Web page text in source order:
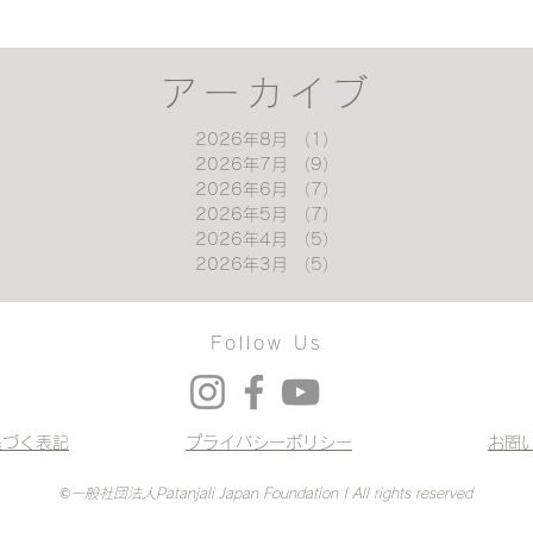
アーカイブ
2026年8月 （1）
2026年7月
（9）
2026年6月
（7）
2026年5月
（7）
2026年4月
（5）
2026年3月
（5）
Follow Us
く表記 プライバシーポリシー お問
©一般社団法人Patanjali Japan Foundation | All rights reserved